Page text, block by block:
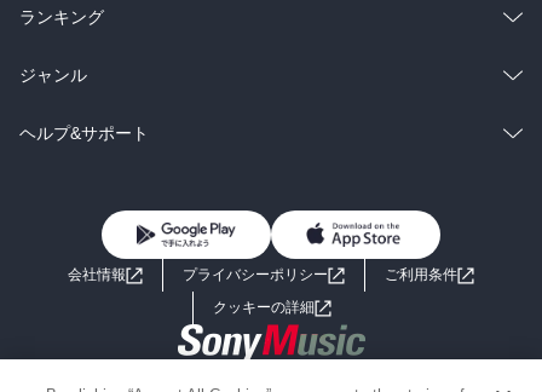
雑誌・グラビア
BL・TL
ラノベ
雑誌・グラビア
BL・TL
総合
ラノベ
雑誌・グラビア
ランキング
総合
ラノベ
ジャンル
コミック
ライトノベル 男子向けラノベ
小説
海外小説
ヘルプ&サポート
よくあるご質問 お問い合わせ
会社情報 プライバシーポリシー
ご利用条件
クッキーの詳細
Copyright 2017 - 2026 Sony Music Entertainment(Japan) Inc.